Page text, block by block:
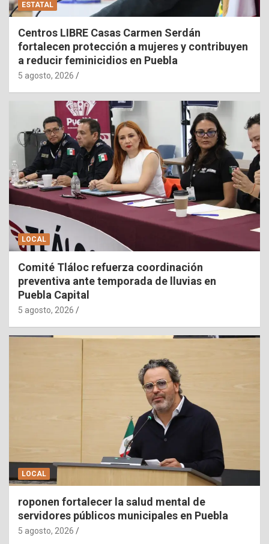
ESTATAL
Centros LIBRE Casas Carmen Serdán
fortalecen protección a mujeres y contribuyen
a reducir feminicidios en Puebla
5 agosto, 2026
LOCAL
Comité Tláloc refuerza coordinación
preventiva ante temporada de lluvias en
Puebla Capital
5 agosto, 2026
LOCAL
roponen fortalecer la salud mental de
servidores públicos municipales en Puebla
5 agosto, 2026